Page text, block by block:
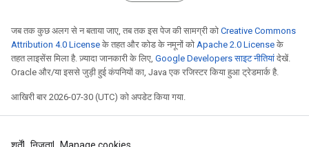
जब तक कुछ अलग से न बताया जाए, तब तक इस पेज की सामग्री को Creative Commons
Attribution 4.0 License के तहत और कोड के नमूनों को Apache 2.0 License के
तहत लाइसेंस मिला है. ज़्यादा जानकारी के लिए, Google Developers साइट नीतियां देखें.
Oracle और/या इससे जुड़ी हुई कंपनियों का, Java एक रजिस्टर किया हुआ ट्रेडमार्क है.
आखिरी बार 2026-07-30 (UTC) को अपडेट किया गया.